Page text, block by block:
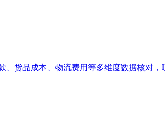
货品成本、物流费用等多维度数据核对